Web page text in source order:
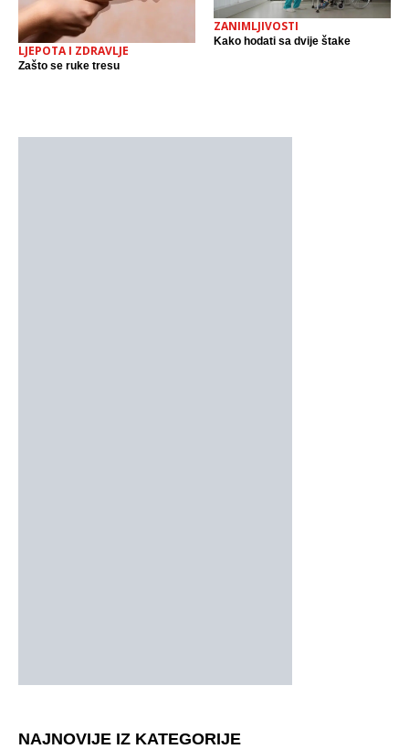
LJEPOTA I ZDRAVLJE
Zašto se ruke tresu
ZANIMLJIVOSTI
Kako hodati sa dvije štake
NAJNOVIJE IZ KATEGORIJE